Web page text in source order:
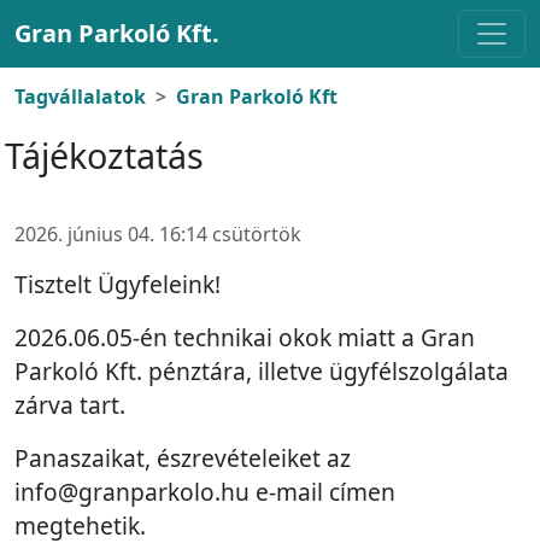
Gran Parkoló Kft.
Tagvállalatok Gran Parkoló Kft
Tájékoztatás
2026. június 04. 16:14 csütörtök
Tisztelt Ügyfeleink!
2026.06.05-én technikai okok miatt a Gran
Parkoló Kft. pénztára, illetve ügyfélszolgálata
zárva tart.
Panaszaikat, észrevételeiket az
info@granparkolo.hu e-mail címen
megtehetik.